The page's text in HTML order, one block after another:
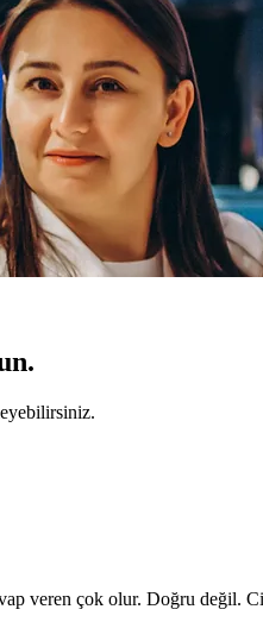
veren çok olur. Doğru değil.